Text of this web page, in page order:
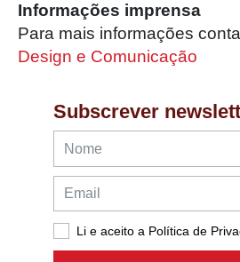
Informações imprensa
Para mais informações
Design e Comunicação
Subscrever
Li e aceito a Política de